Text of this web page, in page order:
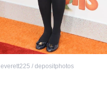
everett225 / depositphotos